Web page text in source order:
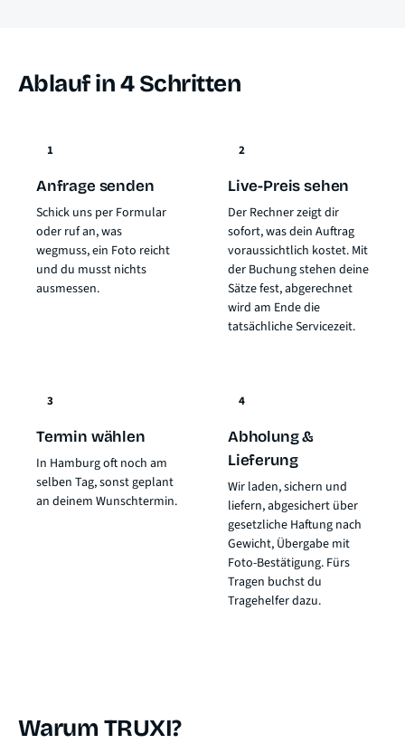
Ablauf in 4 Schritten
1
Anfrage senden
Schick uns per Formular
oder ruf an, was
wegmuss, ein Foto reicht
und du musst nichts
ausmessen.
2
Live-Preis sehen
Der Rechner zeigt dir
sofort, was dein Auftrag
voraussichtlich kostet. Mit
der Buchung stehen deine
Sätze fest, abgerechnet
wird am Ende die
tatsächliche Servicezeit.
3
Termin wählen
In Hamburg oft noch am
selben Tag, sonst geplant
an deinem Wunschtermin.
4
Abholung &
Lieferung
Wir laden, sichern und
liefern, abgesichert über
gesetzliche Haftung nach
Gewicht, Übergabe mit
Foto-Bestätigung. Fürs
Tragen buchst du
Tragehelfer dazu.
Warum TRUXI?